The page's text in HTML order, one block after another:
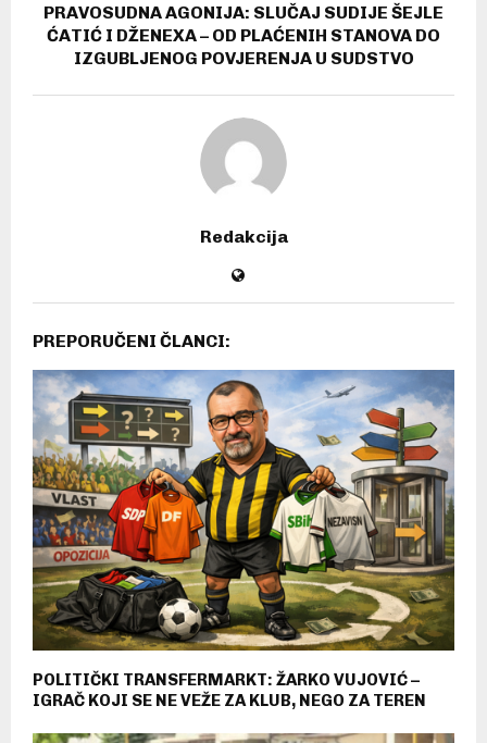
PRAVOSUDNA AGONIJA: SLUČAJ SUDIJE ŠEJLE
ĆATIĆ I DŽENEXA – OD PLAĆENIH STANOVA DO
IZGUBLJENOG POVJERENJA U SUDSTVO
Redakcija
PREPORUČENI ČLANCI:
POLITIČKI TRANSFERMARKT: ŽARKO VUJOVIĆ –
IGRAČ KOJI SE NE VEŽE ZA KLUB, NEGO ZA TEREN